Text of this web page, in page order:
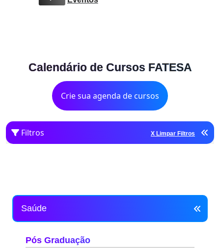
Calendário de Cursos FATESA
Crie sua agenda de cursos
Filtros X Limpar Filtros
Saúde
Pós Graduação